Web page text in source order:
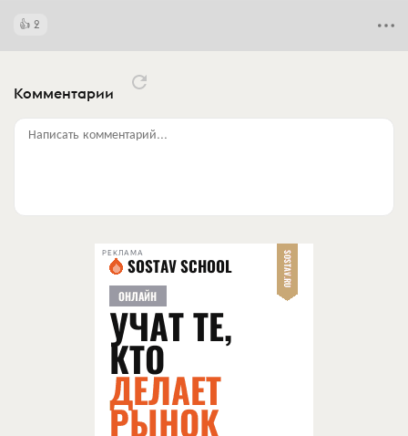
2
Комментарии
Написать комментарий...
РЕКЛАМА